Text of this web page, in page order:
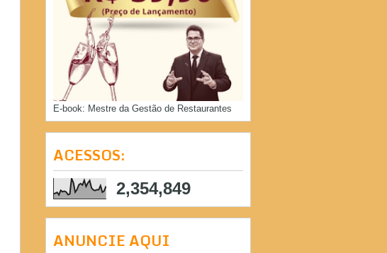
E-book: Mestre da Gestão de Restaurantes
ACESSOS:
2,354,849
ANUNCIE AQUI